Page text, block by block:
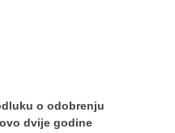
o odobrenju
dvije godine